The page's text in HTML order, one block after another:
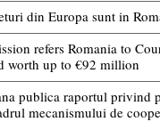
din Europa sunt in
refers Romania to
worth up to €92 million
publica raportul privind
mecanismului de